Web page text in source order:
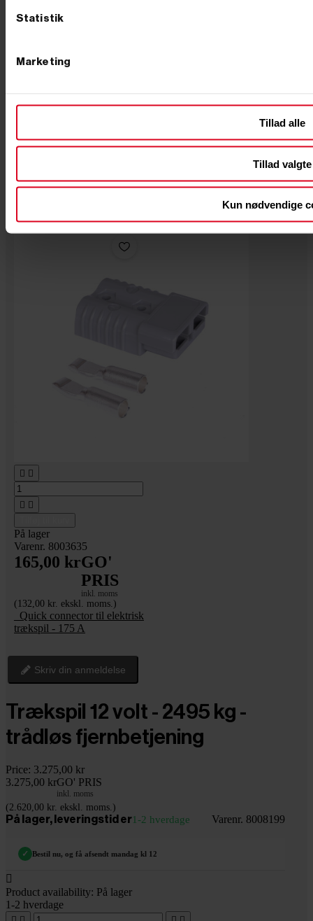
Statistik
Marketing
Tillad alle
Tillad valgte
Kun nødvendige
100,00 krGO'
PRIS
(80,00 kr. ekskl. moms.)
 
 
På lager
Varenr. 8003635
165,00 krGO'
PRIS
inkl. moms
(132,00 kr. ekskl. moms.)
_Quick connector til elektrisk
trækspil - 175 A
Skriv din anmeldelse
Trækspil 12 volt - 2495 kg -
trådløs fjernbetjening
Price: 3.275,00 kr
3.275,00 krGO' PRIS
inkl. moms
(2.620,00 kr. ekskl. moms.)
På lager, leveringstid er1-2 hverdage Varenr. 8008199
✓ Bestil nu, og få afsendt mandag kl 12

Product availability: På lager
1-2 hverdage